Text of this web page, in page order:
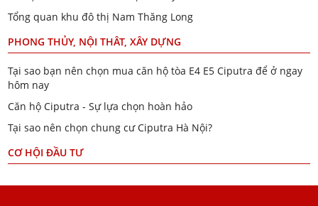
Tổng quan khu đô thị Nam Thăng Long
PHONG THỦY, NỘI THÂT, XÂY DỰNG
Tại sao bạn nên chọn mua căn hộ tòa E4 E5 Ciputra để ở ngay
hôm nay
Căn hộ Ciputra - Sự lựa chọn hoàn hảo
Tại sao nên chọn chung cư Ciputra Hà Nội?
CƠ HỘI ĐẦU TƯ